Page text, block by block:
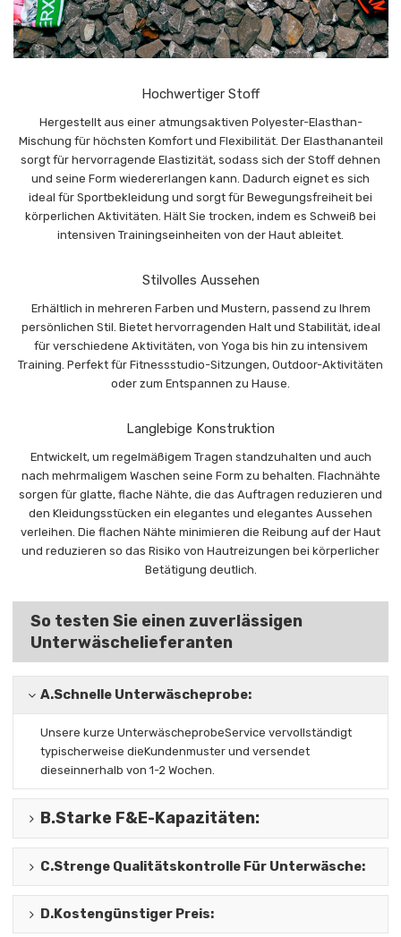
Hochwertiger Stoff
Hergestellt aus einer atmungsaktiven Polyester-Elasthan-
Mischung für höchsten Komfort und Flexibilität. Der Elasthananteil
sorgt für hervorragende Elastizität, sodass sich der Stoff dehnen
und seine Form wiedererlangen kann. Dadurch eignet es sich
ideal für Sportbekleidung und sorgt für Bewegungsfreiheit bei
körperlichen Aktivitäten. Hält Sie trocken, indem es Schweiß bei
intensiven Trainingseinheiten von der Haut ableitet.
Stilvolles Aussehen
Erhältlich in mehreren Farben und Mustern, passend zu Ihrem
persönlichen Stil. Bietet hervorragenden Halt und Stabilität, ideal
für verschiedene Aktivitäten, von Yoga bis hin zu intensivem
Training. Perfekt für Fitnessstudio-Sitzungen, Outdoor-Aktivitäten
oder zum Entspannen zu Hause.
Langlebige Konstruktion
Entwickelt, um regelmäßigem Tragen standzuhalten und auch
nach mehrmaligem Waschen seine Form zu behalten. Flachnähte
sorgen für glatte, flache Nähte, die das Auftragen reduzieren und
den Kleidungsstücken ein elegantes und elegantes Aussehen
verleihen. Die flachen Nähte minimieren die Reibung auf der Haut
und reduzieren so das Risiko von Hautreizungen bei körperlicher
Betätigung deutlich.
So testen Sie einen zuverlässigen
Unterwäschelieferanten
A.Schnelle Unterwäscheprobe:
Unsere kurze UnterwäscheprobeService vervollständigt
typischerweise dieKundenmuster und versendet
dieseinnerhalb von 1-2 Wochen.
B.Starke F&E-Kapazitäten:
C.Strenge Qualitätskontrolle Für Unterwäsche:
D.Kostengünstiger Preis: